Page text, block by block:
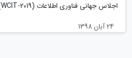
اجلاس جهانی فناوری اطلاعات (WCIT-2019) سخنرانی کرد.
24 آبان 1398